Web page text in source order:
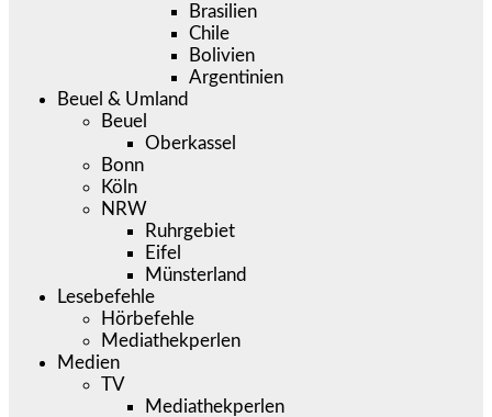
Brasilien
Chile
Bolivien
Argentinien
Beuel & Umland
Beuel
Oberkassel
Bonn
Köln
NRW
Ruhrgebiet
Eifel
Münsterland
Lesebefehle
Hörbefehle
Mediathekperlen
Medien
TV
Mediathekperlen